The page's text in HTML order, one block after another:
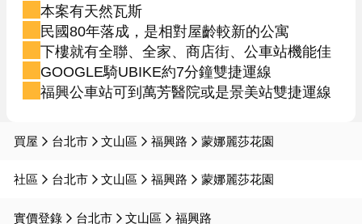
本案有天然瓦斯
民國80年落成，是相對屋齡較新的公寓
下樓就有全聯、全家、商店街、公車站機能佳
GOOGLE騎UBIKE約7分鐘雙捷運線
福興公車站可到萬芳醫院或是景美站雙捷運線
買屋 台北市 文山區 福興路 蒙娜麗莎花園
社區 台北市 文山區 福興路 蒙娜麗莎花園
實價登錄 台北市 文山區 福興路